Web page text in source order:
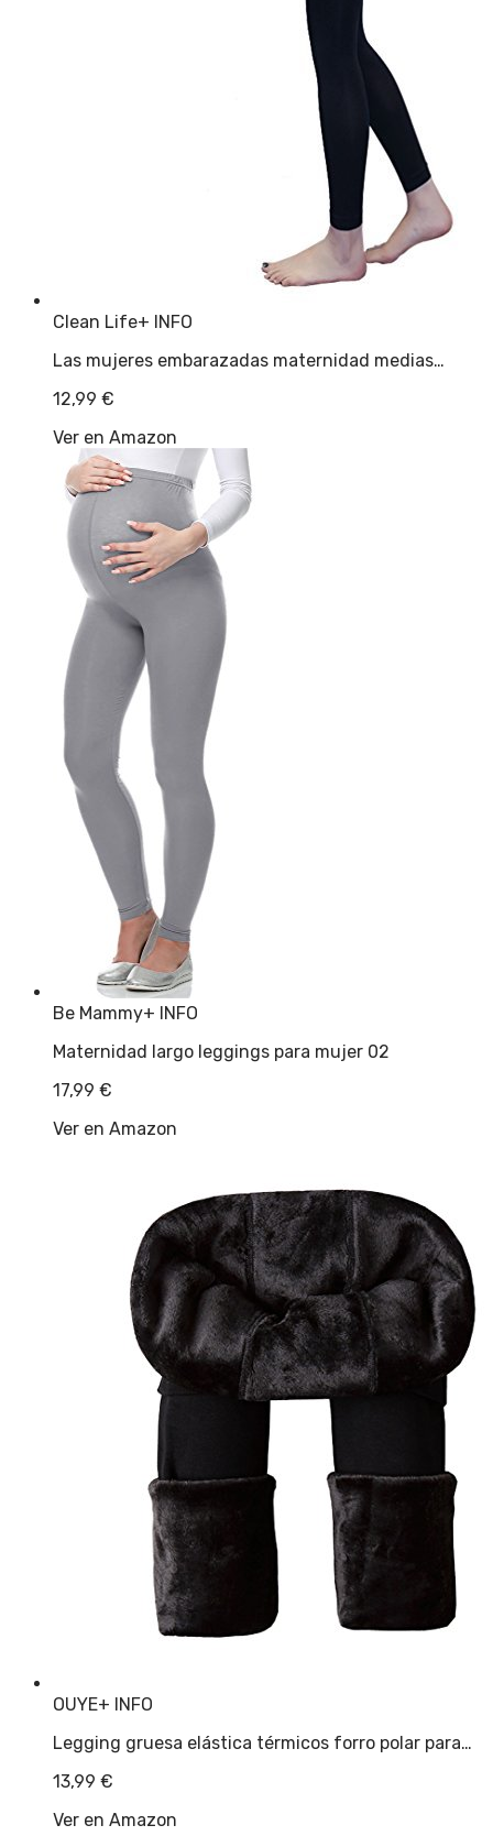
Clean Life+ INFO
Las mujeres embarazadas maternidad medias…
12,99 €
Ver en Amazon
Be Mammy+ INFO
Maternidad largo leggings para mujer 02
17,99 €
Ver en Amazon
OUYE+ INFO
Legging gruesa elástica térmicos forro polar para…
13,99 €
Ver en Amazon